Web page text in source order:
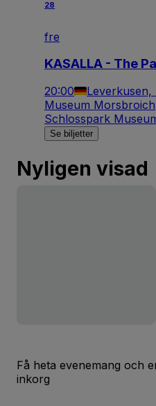
28
fre
KASALLA - The
20:00 Leverkusen,
Museum Morsbroich
Schlosspark
Se biljetter
Nyligen visad
Få heta evenemang och
inkorg